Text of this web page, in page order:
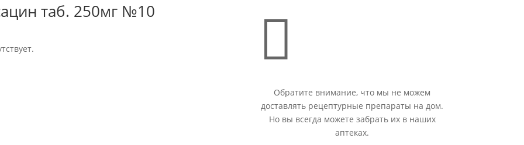
таб. 250мг №10 
Обратите внимание, что мы не можем
доставлять рецептурные препараты на дом.
Но вы всегда можете забрать их в наших
аптеках.